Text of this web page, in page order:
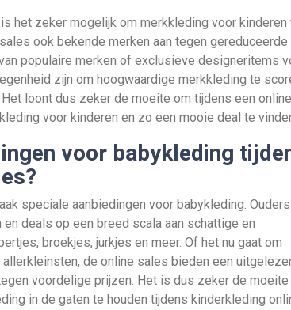
het zeker mogelijk om merkkleding voor kinderen
ook bekende merken aan tegen gereduceerde
populaire merken of exclusieve designeritems
zijn om hoogwaardige merkkleding te
loont dus zeker de moeite om tijdens een
voor kinderen en zo een mooie deal te
voor babykleding
speciale aanbiedingen voor babykleding.
deals op een breed scala aan schattige en
broekjes, jurkjes en meer. Of het nu gaat om
de online sales bieden een
voordelige prijzen. Het is dus zeker de moeite
in de gaten te houden tijdens kinderkleding